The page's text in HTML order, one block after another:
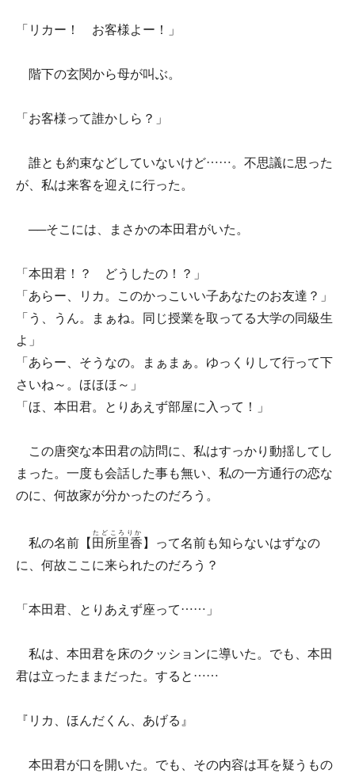
「リカー！ お客様よー！」
階下の玄関から母が叫ぶ。
「お客様って誰かしら？」
誰とも約束などしていないけど……。不思議に思った
が、私は来客を迎えに行った。
──そこには、まさかの本田君がいた。
「本田君！？ どうしたの！？」
「あらー、リカ。このかっこいい子あなたのお友達？」
「う、うん。まぁね。同じ授業を取ってる大学の同級生
よ」
「あらー、そうなの。まぁまぁ。ゆっくりして行って下
さいね～。ほほほ～」
「ほ、本田君。とりあえず部屋に入って！」
この唐突な本田君の訪問に、私はすっかり動揺してし
まった。一度も会話した事も無い、私の一方通行の恋な
のに、何故家が分かったのだろう。
私の名前【 田所里香
たどころりか
】って名前も知らないはずなの
に、何故ここに来られたのだろう？
「本田君、とりあえず座って……」
私は、本田君を床のクッションに導いた。でも、本田
君は立ったままだった。すると……
『リカ、ほんだくん、あげる』
本田君が口を開いた。でも、その内容は耳を疑うもの